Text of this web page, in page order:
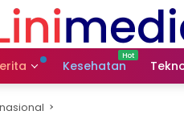
Kesehatan